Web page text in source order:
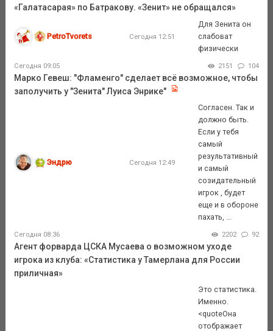
«Галатасарая» по Батракову. «Зенит» не обращался»
PetroTvorets Сегодня 12:51
Для Зенита он
слабоват
физически
Сегодня 09:05 2151 104
Марко Гевеш: "Фламенго" сделает всё возможное, чтобы
заполучить у "Зенита" Луиса Энрике"
Эндрю Сегодня 12:49
Согласен. Так и
должно быть.
Если у тебя
самый
результативный
и самый
созидательный
игрок , будет
еще и в обороне
пахать, ...
Сегодня 08:36 2202 92
Агент форварда ЦСКА Мусаева о возможном уходе
игрока из клуба: «Статистика у Тамерлана для России
приличная»
Это статистика.
Именно.
<quoteОна
отображает